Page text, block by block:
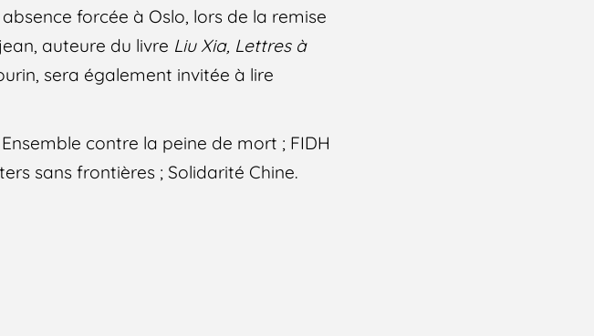
forcée à Oslo, lors de la remise
auteure du livre Liu Xia, Lettres à
sera également invitée à lire
contre la peine de mort ; FIDH
sans frontières ; Solidarité Chine.